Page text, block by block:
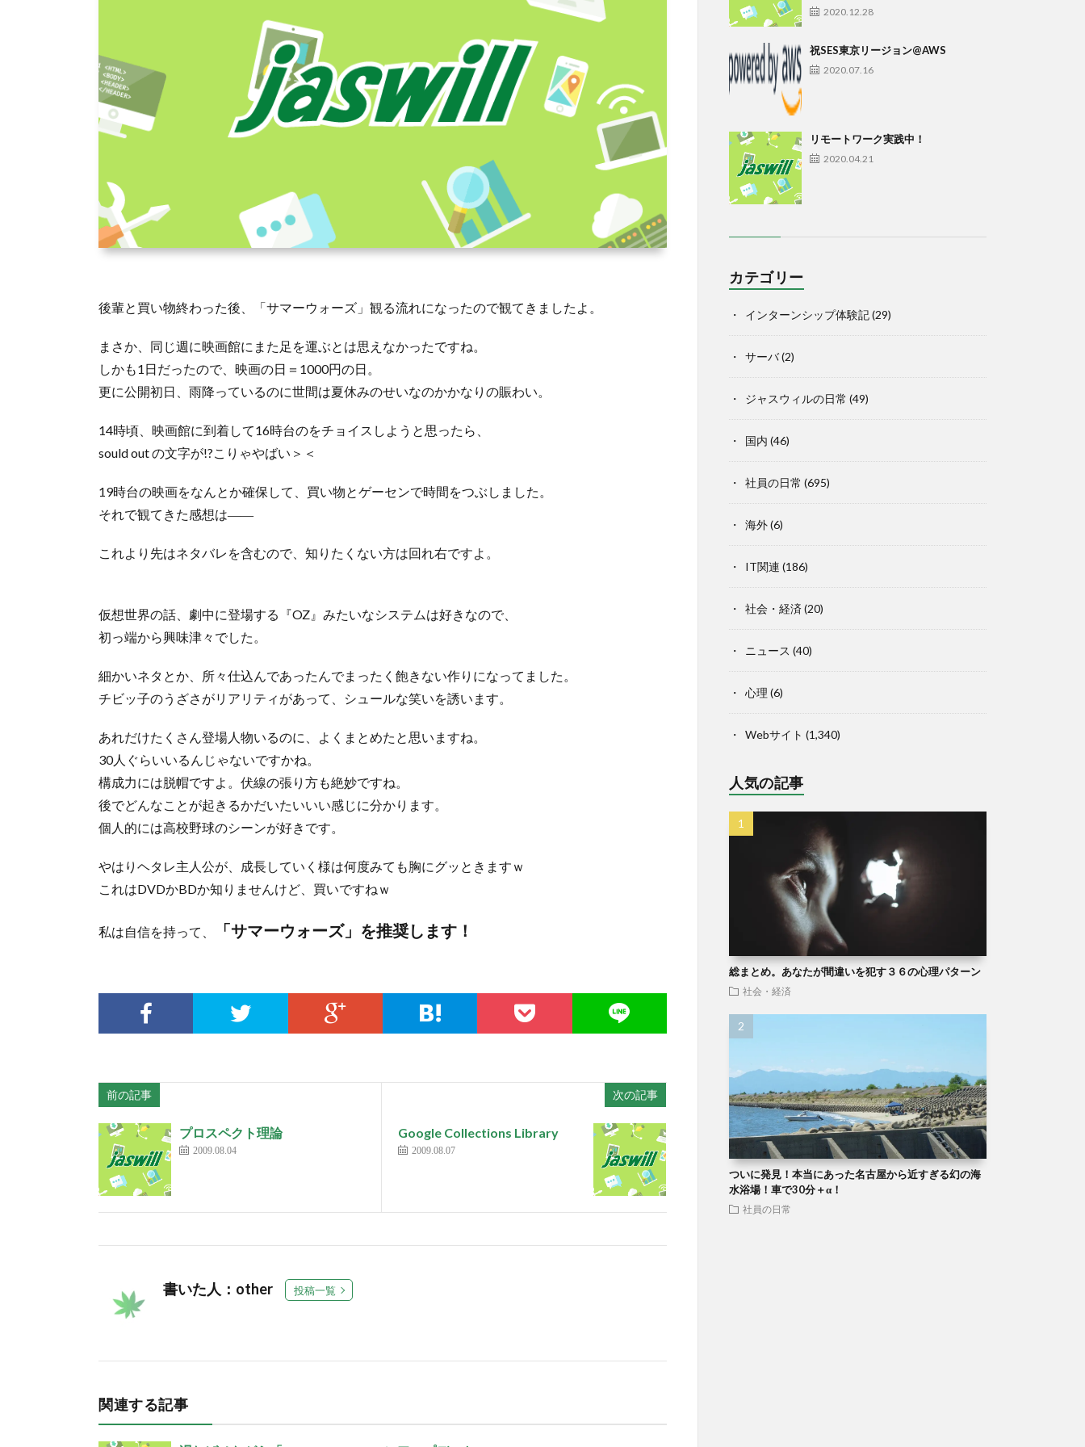
後輩と買い物終わった後、「サマーウォーズ」観る流れになったので観てきましたよ。
まさか、同じ週に映画館にまた足を運ぶとは思えなかったですね。
しかも1日だったので、映画の日＝1000円の日。
更に公開初日、雨降っているのに世間は夏休みのせいなのかかなりの賑わい。
14時頃、映画館に到着して16時台のをチョイスしようと思ったら、
sould out の文字が!?こりゃやばい＞＜
19時台の映画をなんとか確保して、買い物とゲーセンで時間をつぶしました。
それで観てきた感想は――
これより先はネタバレを含むので、知りたくない方は回れ右ですよ。
仮想世界の話、劇中に登場する『OZ』みたいなシステムは好きなので、
初っ端から興味津々でした。
細かいネタとか、所々仕込んであったんでまったく飽きない作りになってました。
チビッ子のうざさがリアリティがあって、シュールな笑いを誘います。
あれだけたくさん登場人物いるのに、よくまとめたと思いますね。
30人ぐらいいるんじゃないですかね。
構成力には脱帽ですよ。伏線の張り方も絶妙ですね。
後でどんなことが起きるかだいたいいい感じに分かります。
個人的には高校野球のシーンが好きです。
やはりヘタレ主人公が、成長していく様は何度みても胸にグッときますｗ
これはDVDかBDか知りませんけど、買いですねｗ
私は自信を持って、 「サマーウォーズ」を推奨します！
前の記事
プロスペクト理論
2009.08.04
次の記事
Google Collections Library
2009.08.07
書いた人：other 投稿一覧
関連する記事
2020.12.28
祝SES東京リージョン@AWS
2020.07.16
リモートワーク実践中！
2020.04.21
カテゴリー
インターンシップ体験記(29)
サーバ(2)
ジャスウィルの日常 (49)
国内 (46)
社員の日常 (695)
海外(6)
IT関連 (186)
社会・経済(20)
ニュース (40)
心理 (6)
Webサイト (1,340)
人気の記事
総まとめ。あなたが間違いを犯す３６の心理パターン
社会・経済
ついに発見！本当にあった名古屋から近すぎる幻の海
水浴場！車で30分＋α！
社員の日常